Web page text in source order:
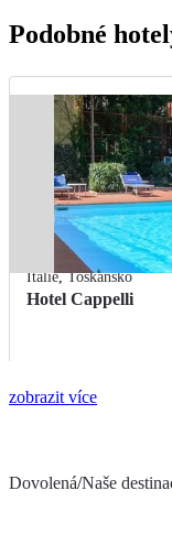
Podobné
Itálie,Toskánsko
Hotel Cappelli
zobrazit více
Dovolená/Naše